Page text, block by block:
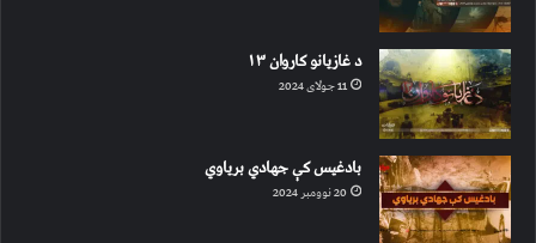
د غازیانو کاروان ۱۳
11 جولای 2024
بادغیس کې جهادي بریاوي
20 نوومبر 2024